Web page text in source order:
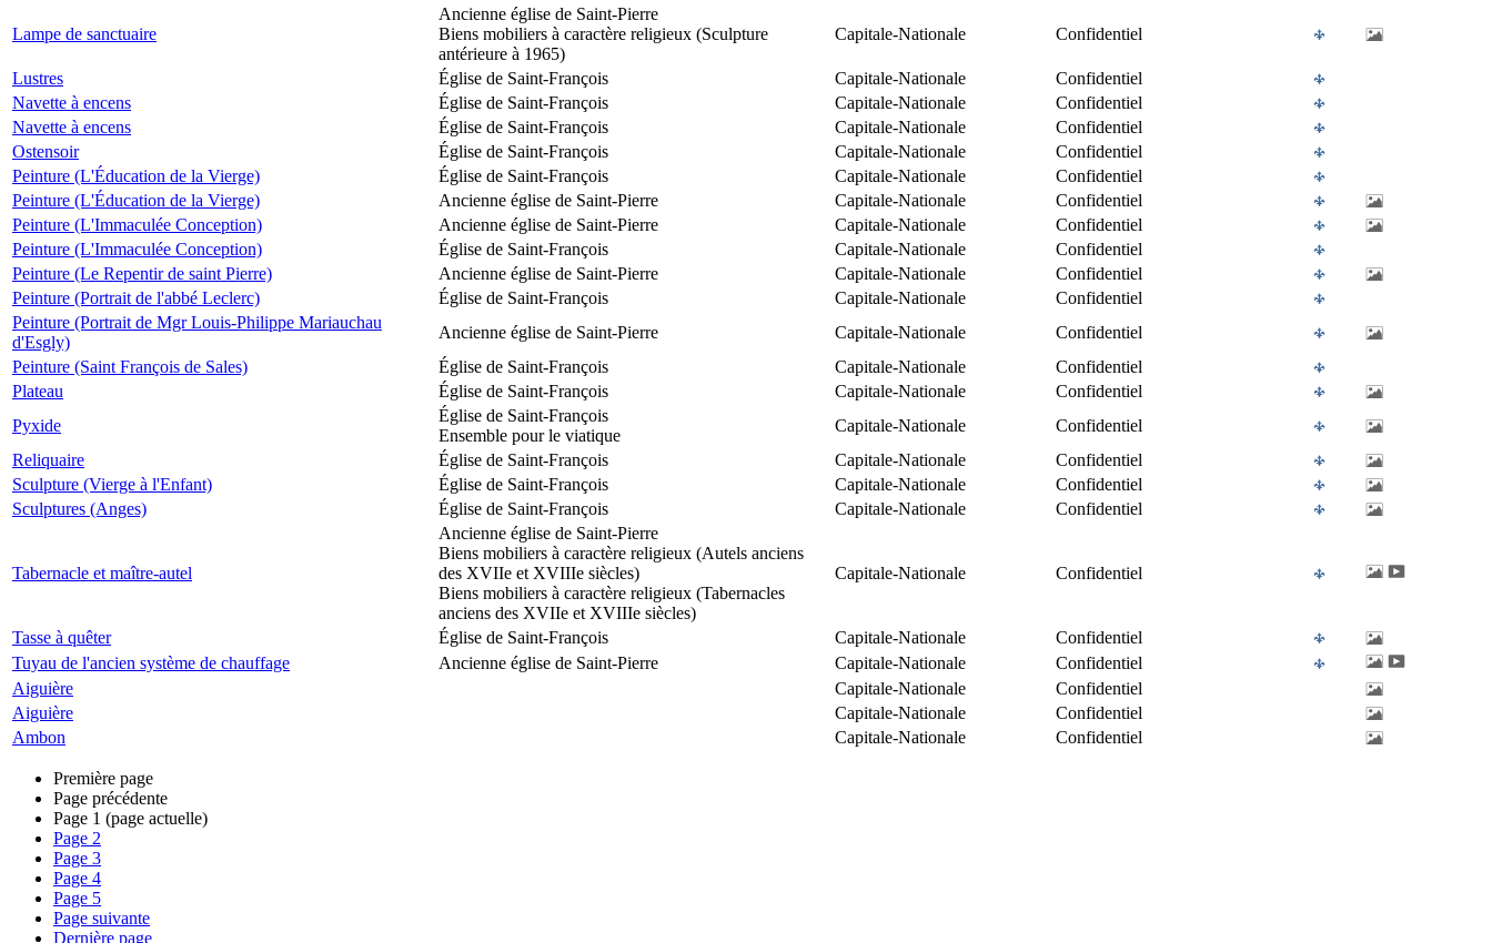
Lampe de sanctuaire
Ancienne église de Saint-Pierre
Biens mobiliers à caractère religieux (Sculpture
antérieure à 1965)
Capitale-Nationale Confidentiel
Lustres Église de Saint-François Capitale-Nationale
Confidentiel
Navette à encens
Église de Saint-François Capitale-Nationale
Confidentiel
Navette à encens
Église de Saint-François Capitale-Nationale
Confidentiel
Ostensoir
Église de Saint-François Capitale-Nationale
Confidentiel
Peinture (L'Éducation de la Vierge)
Église de Saint-François Capitale-Nationale
Confidentiel
Peinture (L'Éducation de la Vierge)
Ancienne église de Saint-Pierre Capitale-Nationale
Confidentiel
Peinture (L'Immaculée Conception)
Ancienne église de Saint-Pierre Capitale-Nationale
Confidentiel
Peinture (L'Immaculée Conception)
Église de Saint-François Capitale-Nationale
Confidentiel
Peinture (Le Repentir de saint Pierre)
Ancienne église de Saint-Pierre Capitale-Nationale
Confidentiel
Peinture (Portrait de l'abbé Leclerc)
Église de Saint-François Capitale-Nationale
Confidentiel
Peinture (Portrait de Mgr Louis-Philippe Mariauchau
d'Esgly)
Ancienne église de Saint-Pierre Capitale-Nationale
Confidentiel
Peinture (Saint François de Sales)
Église de Saint-François Capitale-Nationale
Confidentiel
Plateau
Église de Saint-François Capitale-Nationale
Confidentiel
Pyxide
Église de Saint-François
Ensemble pour le viatique
Capitale-Nationale
Confidentiel
Reliquaire
Église de Saint-François Capitale-Nationale
Confidentiel
Sculpture (Vierge à l'Enfant)
Église de Saint-François Capitale-Nationale
Confidentiel
Sculptures (Anges)
Église de Saint-François Capitale-Nationale Confidentiel
Tabernacle et maître-autel
Ancienne église de Saint-Pierre
Biens mobiliers à caractère religieux (Autels anciens
des XVIIe et XVIIIe siècles)
Biens mobiliers à caractère religieux (Tabernacles
anciens des XVIIe et XVIIIe siècles)
Capitale-Nationale Confidentiel
Tasse à quêter Église de Saint-François Capitale-Nationale
Confidentiel
Tuyau de l'ancien système de chauffage
Ancienne église de Saint-Pierre Capitale-Nationale
Confidentiel
Aiguière
Capitale-Nationale
Confidentiel
Aiguière
Capitale-Nationale
Confidentiel
Ambon
Capitale-Nationale Confidentiel
Première page
Page précédente
Page 1 (page actuelle)
Page 2
Page 3
Page 4
Page 5
Page suivante
Dernière page